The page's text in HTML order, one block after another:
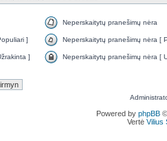
Neperskaitytų pranešimų nėra
] Neperskaitytų pranešimų nėra [
] Neperskaitytų pranešimų nėra [
Powered by phpBB
Vertė Vilius